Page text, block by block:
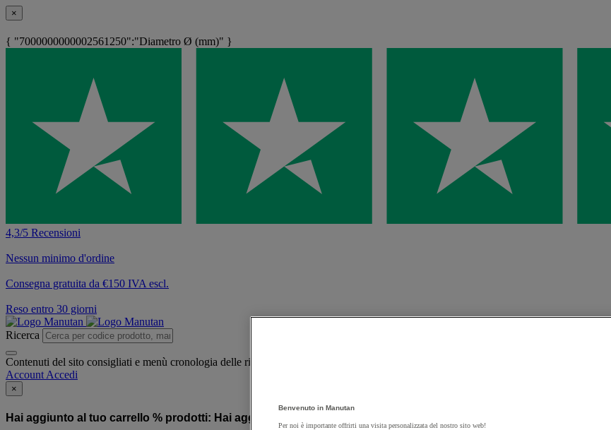
×
{ "7000000000002561250":"Diametro Ø (mm)" }
4,3/5 Recensioni
Nessun minimo d'ordine
Consegna gratuita da €150 IVA escl.
Reso entro 30 giorni
Ricerca
Contenuti del sito consigliati e menù cronologia delle ricerche
Account Accedi
×
Hai aggiunto al tuo carrello % prodotti: Hai aggiunto al tuo carrello un prodotto:
Benvenuto in Manutan
Per noi è importante offrirti una visita personalizzata del nostro sito web!